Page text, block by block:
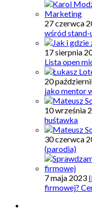
27 czerwca
wśród
17 sierpnia
Lista open
20
jako mentor
10 września
huśtawka
30 czerwca
(parodia)
7 maja 2023
firmowej?